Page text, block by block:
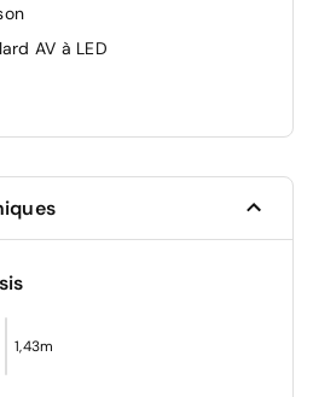
AV à LED
1,43m